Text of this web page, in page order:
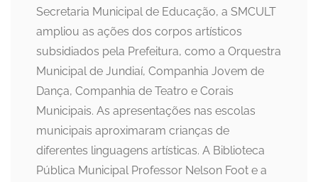
Secretaria Municipal de Educação, a SMCULT
ampliou as ações dos corpos artísticos
subsidiados pela Prefeitura, como a Orquestra
Municipal de Jundiaí, Companhia Jovem de
Dança, Companhia de Teatro e Corais
Municipais. As apresentações nas escolas
municipais aproximaram crianças de
diferentes linguagens artísticas. A Biblioteca
Pública Municipal Professor Nelson Foot e a